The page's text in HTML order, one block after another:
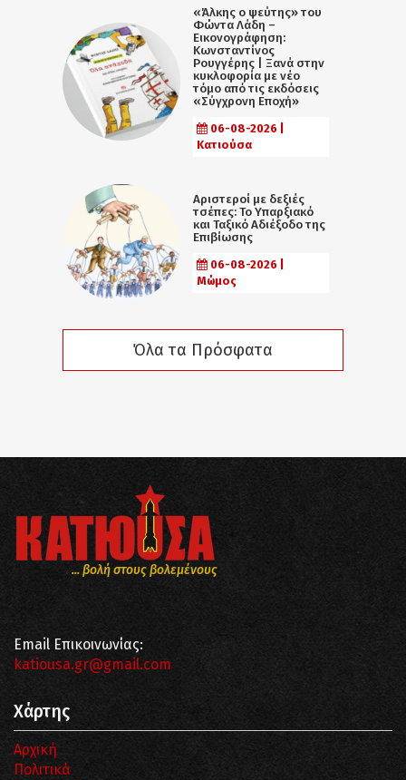
«Άλκης ο ψεύτης» του
Φώντα Λάδη –
Εικονογράφηση:
Κωνσταντίνος
Ρουγγέρης | Ξανά στην
κυκλοφορία με νέο
τόμο από τις εκδόσεις
«Σύγχρονη Εποχή»
06-08-2026 |
Κατιούσα
Αριστεροί με δεξιές
τσέπες: Το Υπαρξιακό
και Ταξικό Αδιέξοδο της
Επιβίωσης
06-08-2026 |
Μώμος
Όλα τα Πρόσφατα
... βολή στους βολεμένους
Email Επικοινωνίας:
katiousa.gr@gmail.com
Χάρτης
Αρχική
Πολιτικά